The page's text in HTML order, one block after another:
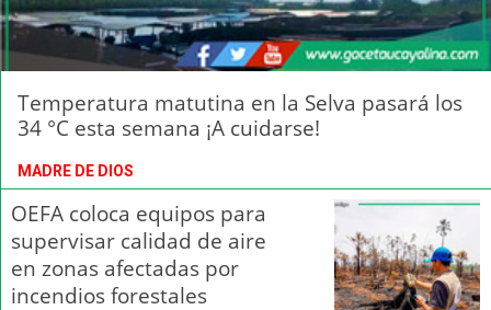
Temperatura matutina en la Selva pasará los
34 °C esta semana ¡A cuidarse!
MADRE DE DIOS
OEFA coloca equipos para
supervisar calidad de aire
en zonas afectadas por
incendios forestales